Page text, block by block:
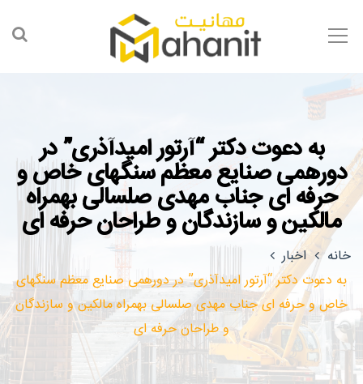
به دعوت دکتر “آرتور امیدآذری” در
دورهمی صنایع معظم سنگهای خاص و
حرفه ای جناب مهدی صلسالی بهمراه
مالکین و سازندگان و طراحان حرفه ای
خانه
اخبار
به دعوت دکتر “آرتور امیدآذری” در دورهمی صنایع معظم سنگهای
خاص و حرفه ای جناب مهدی صلسالی بهمراه مالکین و سازندگان
و طراحان حرفه ای